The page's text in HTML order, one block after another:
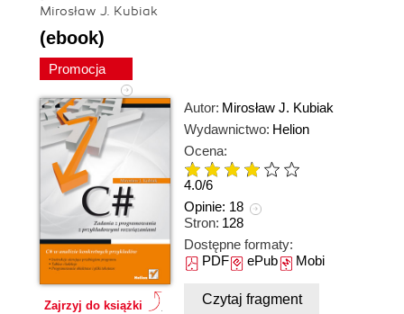
Mirosław J. Kubiak
(ebook)
Promocja
Zajrzyj do książki
Autor: Mirosław J. Kubiak
Wydawnictwo: Helion
Ocena:
4.0/6
Opinie: 18
Stron: 128
Dostępne formaty:
PDFePubMobi
Czytaj fragment